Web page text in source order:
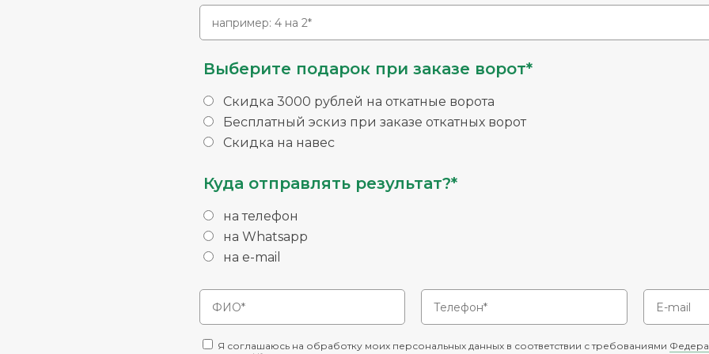
Выберите подарок при заказе ворот*
Скидка 3000 рублей на откатные ворота
Бесплатный эскиз при заказе откатных ворот
Скидка на навес
Куда отправлять результат?*
на телефон
на Whatsapp
на e-mail
Я соглашаюсь на обработку моих персональных данных в соответствии с требованиями